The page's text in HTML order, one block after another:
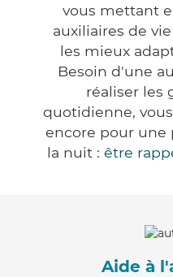
vous mettant
auxiliaires de
les mieux
Besoin d'une
réaliser les
quotidienne,
encore pour une
la nuit : être
Aide à